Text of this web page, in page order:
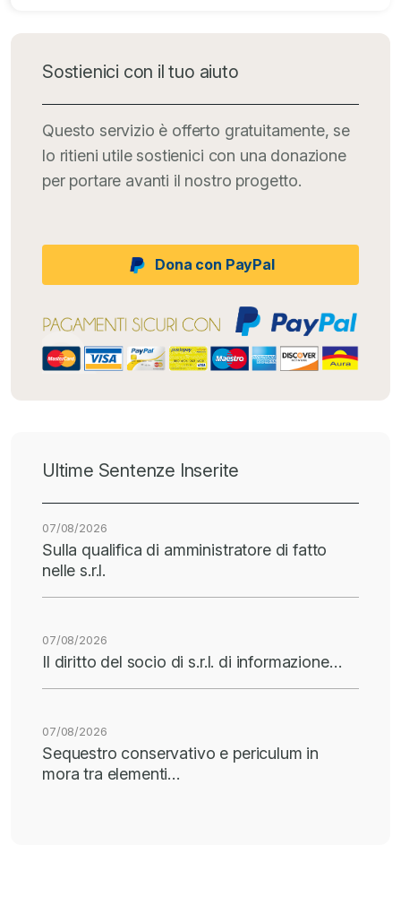
Sostienici con il tuo aiuto
Questo servizio è offerto gratuitamente, se
lo ritieni utile sostienici con una donazione
per portare avanti il nostro progetto.
Dona con PayPal
Ultime Sentenze Inserite
07/08/2026
Sulla qualifica di amministratore di fatto
nelle s.r.l.
07/08/2026
Il diritto del socio di s.r.l. di informazione…
07/08/2026
Sequestro conservativo e periculum in
mora tra elementi…